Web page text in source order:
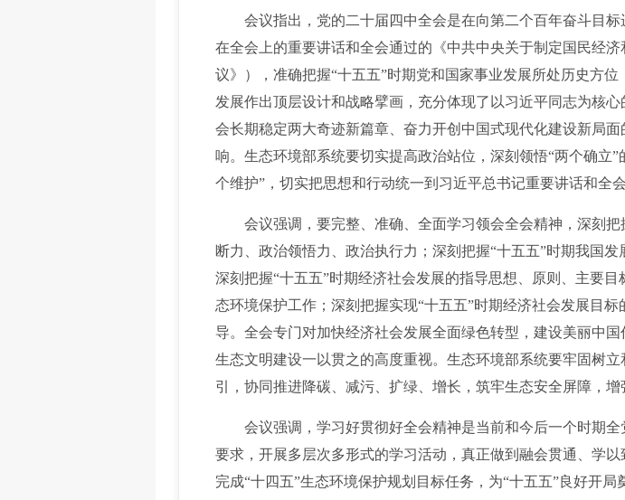
会议指出，党的二十届四中全会是在向第二个百年奋斗目标
在全会上的重要讲话和全会通过的《中共中央关于制定国民经
议》），准确把握“十五五”时期党和国家事业发展所处历史方
发展作出顶层设计和战略擘画，充分体现了以习近平同志为核
会长期稳定两大奇迹新篇章、奋力开创中国式现代化建设新局
响。生态环境部系统要切实提高政治站位，深刻领悟“两个确立
个维护”，切实把思想和行动统一到习近平总书记重要讲话和全
会议强调，要完整、准确、全面学习领会全会精神，深刻把
断力、政治领悟力、政治执行力；深刻把握“十五五”时期我国
深刻把握“十五五”时期经济社会发展的指导思想、原则、主要
态环境保护工作；深刻把握实现“十五五”时期经济社会发展目
导。全会专门对加快经济社会发展全面绿色转型，建设美丽中
生态文明建设一以贯之的高度重视。生态环境部系统要牢固树
引，协同推进降碳、减污、扩绿、增长，筑牢生态安全屏障，
会议强调，学习好贯彻好全会精神是当前和今后一个时期全
要求，开展多层次多形式的学习活动，真正做到融会贯通、学
完成“十四五”生态环境保护规划目标任务，为“十五五”良好开